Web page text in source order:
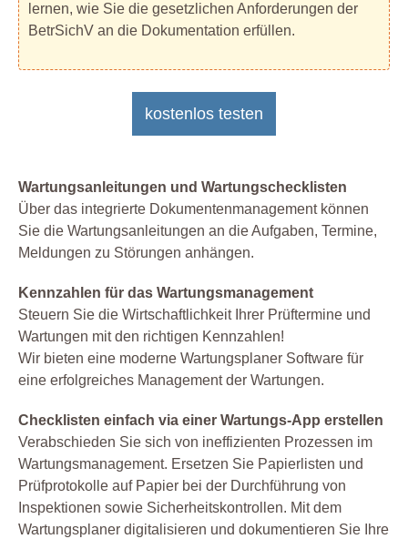
lernen, wie Sie die gesetzlichen Anforderungen der
BetrSichV an die Dokumentation erfüllen.
kostenlos testen
Wartungsanleitungen und Wartungschecklisten
Über das integrierte Dokumentenmanagement können
Sie die Wartungsanleitungen an die Aufgaben, Termine,
Meldungen zu Störungen anhängen.
Kennzahlen für das Wartungsmanagement
Steuern Sie die Wirtschaftlichkeit Ihrer Prüftermine und
Wartungen mit den richtigen Kennzahlen!
Wir bieten eine moderne Wartungsplaner Software für
eine erfolgreiches Management der Wartungen.
Checklisten einfach via einer Wartungs-App erstellen
Verabschieden Sie sich von ineffizienten Prozessen im
Wartungsmanagement. Ersetzen Sie Papierlisten und
Prüfprotokolle auf Papier bei der Durchführung von
Inspektionen sowie Sicherheitskontrollen. Mit dem
Wartungsplaner digitalisieren und dokumentieren Sie Ihre